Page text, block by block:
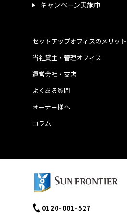
キャンペーン実施中
運営会社・支店
よくある質問
当社貸主・管理オフィス
オーナー様へ
コラム
セットアップオフィスのメリット
0120-001-527